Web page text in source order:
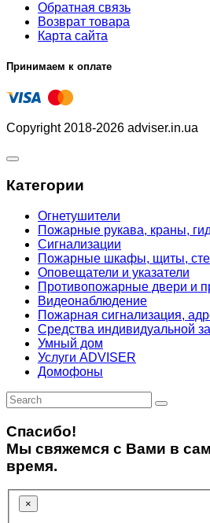
Обратная связь
Возврат товара
Карта сайта
Принимаем к оплате
Copyright 2018-2026 adviser.in.ua
Категории
Огнетушители
Пожарные рукава, краны,
Сигнализации
Пожарные шкафы, щиты,
Оповещатели и указатели
Противопожарные двери и
Видеонаблюдение
Пожарная сигнализация,
Средства индивидуальной
Умный дом
Услуги ADVISER
Домофоны
Спасибо!
Мы свяжемся с Вами в
время.
×